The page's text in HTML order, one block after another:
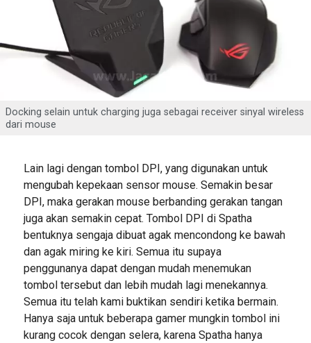
Docking selain untuk charging juga sebagai receiver sinyal wireless
dari mouse
Lain lagi dengan tombol DPI, yang digunakan untuk
mengubah kepekaan sensor mouse. Semakin besar
DPI, maka gerakan mouse berbanding gerakan tangan
juga akan semakin cepat. Tombol DPI di Spatha
bentuknya sengaja dibuat agak mencondong ke bawah
dan agak miring ke kiri. Semua itu supaya
penggunanya dapat dengan mudah menemukan
tombol tersebut dan lebih mudah lagi menekannya.
Semua itu telah kami buktikan sendiri ketika bermain.
Hanya saja untuk beberapa gamer mungkin tombol ini
kurang cocok dengan selera, karena Spatha hanya